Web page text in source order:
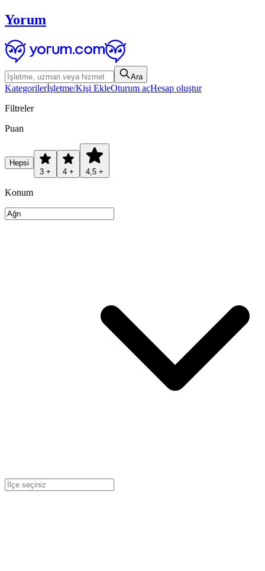
Yorum
Ara
Kategorilerİşletme/Kişi EkleOturum açHesap oluştur
Filtreler
Puan
Hepsi
3 +
4 + 4,5 +
Konum